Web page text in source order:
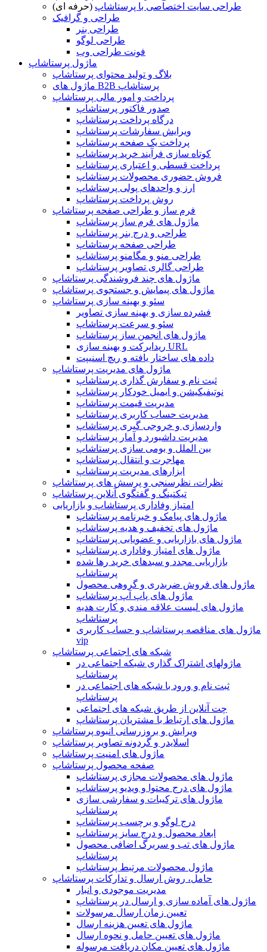
طراحی سایت اختصاصی با پرستاشاپ (حرفه ای)
طراحی و گرافیک
طراحی بنر
طراحی لوگو
فونت طراحی وب
ماژول پرستاشاپ
بلاگ و تولید محتوای پرستاشاپ
ماژول های B2B پرستاشاپ
پرداخت و امور مالی پرستاشاپ
صدور فاکتور پرستاشاپ
درگاه پرداخت پرستاشاپ
ویرایش سفارشات پرستاشاپ
پرداخت یک صفحه پرستاشاپ
کوتاه سازی فرآیند خرید پرستاشاپ
پرداخت قسطی و اعتباری پرستاشاپ
فروش حضوری محصولات پرستاشاپ
ارز و واحدهای پولی پرستاشاپ
روش پرداخت پرستاشاپ
فرم ساز و طراحی صفحه پرستاشاپ
ماژول های فرم ساز پرستاشاپ
طراحی و درج بنر پرستاشاپ
طراحی صفحه پرستاشاپ
طراحی منو و مگامنو پرستاشاپ
طراحی گالری تصاویر پرستاشاپ
ماژول های چند فروشندگی پرستاشاپ
ماژول های پیمایش و جستجوی پرستاشاپ
سئو و بهینه سازی پرستاشاپ
فشرده سازی و بهینه سازی تصاویر
سئو و سرعت پرستاشاپ
ماژول های انجمن ساز پرستاشاپ
ریدایرکت و بهینه سازی URL
داده های ساختار یافته و ریچ اسنیپت
ماژول های مدیریت پرستاشاپ
ثبت نام و سفارش گذاری پرستاشاپ
نوتیفیکیشن و ایمیل خودکار پرستاشاپ
مدیریت قیمت پرستاشاپ
مدیریت حساب کاربری پرستاشاپ
واردسازی و خروجی گیری پرستاشاپ
مدیریت داشبورد و آمار پرستاشاپ
بین الملل و بومی سازی پرستاشاپ
مهاجرت و انتقال پرستاشاپ
ابزارهای مدیریت پرستاشاپ
نظرات، نظرسنجی و پرسش های پرستاشاپ
تیکتینگ و گفتگوی آنلاین پرستاشاپ
امتیاز وفاداری پرستاشاپ و بازاریابی
ماژول های پیامک و خبرنامه پرستاشاپ
ماژول های تخفیف و هدیه پرستاشاپ
ماژول های بازاریابی و عضویابی پرستاشاپ
ماژول های امتیاز وفاداری پرستاشاپ
بازاریابی مجدد و سبدهای خرید رها شده
پرستاشاپ
ماژول های فروش ضربدری و گروهی محصول
ماژول های پاپ آپ پرستاشاپ
ماژول های لیست علاقه مندی و کارت هدیه
پرستاشاپ
ماژول های مناقصه پرستاشاپ و حساب کاربری
vip
شبکه های اجتماعی پرستاشاپ
ماژولهای اشتراک‌ گذاری شبکه اجتماعی در
پرستاشاپ
ثبت نام و ورود با شبکه های اجتماعی در
پرستاشاپ
چت آنلاین از طریق شبکه های اجتماعی
ماژول های ارتباط با مشتریان پرستاشاپ
ویرایش و بروزرسانی انبوه پرستاشاپ
اسلایدر و گردونه تصاویر پرستاشاپ
ماژول های امنیت پرستاشاپ
صفحه محصول پرستاشاپ
ماژول های محصولات مجازی پرستاشاپ
ماژول های درج محتوا و ویدیو پرستاشاپ
ماژول های ترکیبات و سفارشی سازی
پرستاشاپ
درج لوگو و برچسب پرستاشاپ
ابعاد محصول و درج سایز پرستاشاپ
ماژول های تب و سربرگ اضافی محصول
پرستاشاپ
ماژول محصولات مرتبط پرستاشاپ
حامل، روش ارسال و تدارکات پرستاشاپ
مدیریت موجودی و انبار
ماژول های آماده سازی و ارسال در پرستاشاپ
تعیین زمان ارسال مرسولات
ماژول های تعیین هزینه ارسال
ماژول های تعیین حامل و نحوه ارسال
ماژول های تعیین مکان دریافت مرسوله